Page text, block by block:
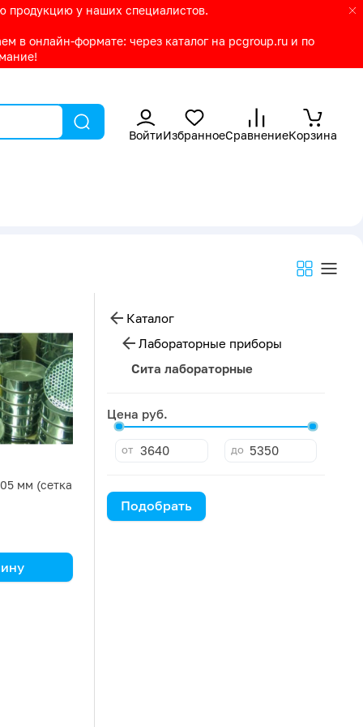
продукцию у наших специалистов.
в онлайн-формате: через каталог на pcgroup.ru и по
ВойтиИзбранноеСравнениеКорзина
мм (сетка
Каталог
Лабораторные приборы
Сита лабораторные
Цена руб.
от до
Подобрать